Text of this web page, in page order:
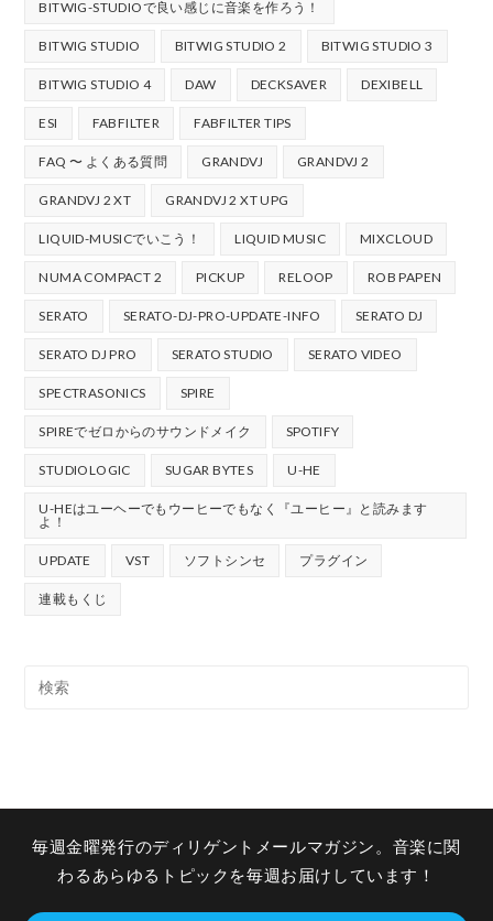
BITWIG-STUDIOで良い感じに音楽を作ろう！
BITWIG STUDIO BITWIG STUDIO 2 BITWIG STUDIO 3
BITWIG STUDIO 4 DAW DECKSAVER DEXIBELL
ESI FABFILTER FABFILTER TIPS
FAQ 〜 よくある質問 GRANDVJ GRANDVJ 2
GRANDVJ 2 XT GRANDVJ 2 XT UPG
LIQUID-MUSICでいこう！ LIQUID MUSIC MIXCLOUD
NUMA COMPACT 2 PICKUP RELOOP ROB PAPEN
SERATO SERATO-DJ-PRO-UPDATE-INFO SERATO DJ
SERATO DJ PRO SERATO STUDIO SERATO VIDEO
SPECTRASONICS SPIRE
SPIREでゼロからのサウンドメイク SPOTIFY
STUDIOLOGIC SUGAR BYTES U-HE
U-HEはユーヘーでもウーヒーでもなく『ユーヒー』と読みます
よ！
UPDATE VST ソフトシンセ プラグイン
連載もくじ
毎週金曜発行のディリゲントメールマガジン。音楽に関
わるあらゆるトピックを毎週お届けしています！